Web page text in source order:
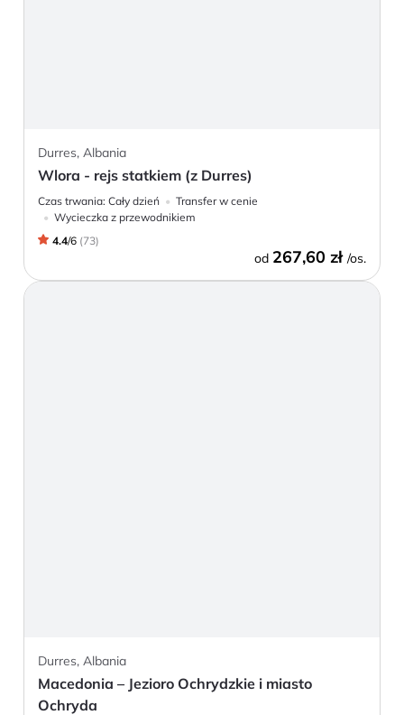
Durres, Albania
Wlora - rejs statkiem (z Durres)
Czas trwania: Cały dzień
Transfer w cenie
Wycieczka z przewodnikiem
4.4/6 (73)
od 267,60 zł /os.
Durres, Albania
Macedonia – Jezioro Ochrydzkie i miasto
Ochryda